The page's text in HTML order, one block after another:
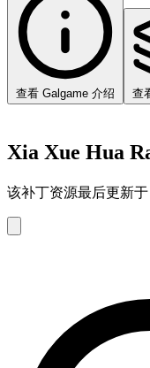
查看 Galgame 介绍 查
Xia Xue Hua
该补丁资源最后更新